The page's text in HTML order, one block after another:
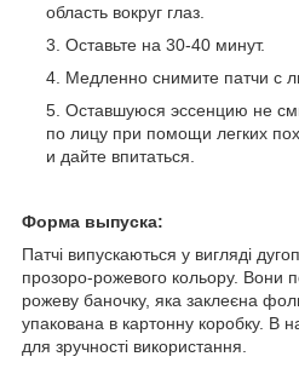
область вокруг глаз.
Оставьте на 30-40 минут.
Медленно снимите патчи с
Оставшуюся эссенцию не
по лицу при помощи легких
и дайте впитаться.
Форма выпуска:
Патчі випускаються у вигляді
прозоро-рожевого кольору. Вони
рожеву баночку, яка заклеєна
упакована в картонну коробку. В
для зручності використання.